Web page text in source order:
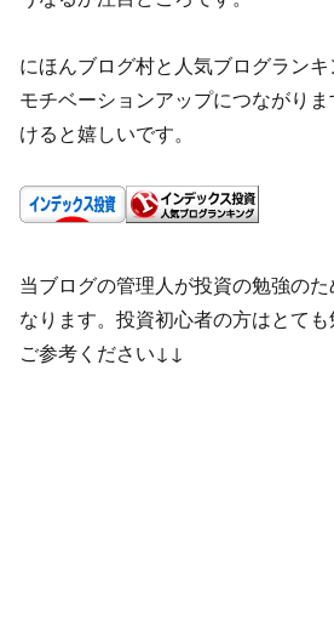
にほんブログ村と人気ブログランキ
モチベーションアップにつながり
けると嬉しいです。
当ブログの管理人が投資の勉強の
なります。投資初心者の方はとても
ご参考ください↓↓